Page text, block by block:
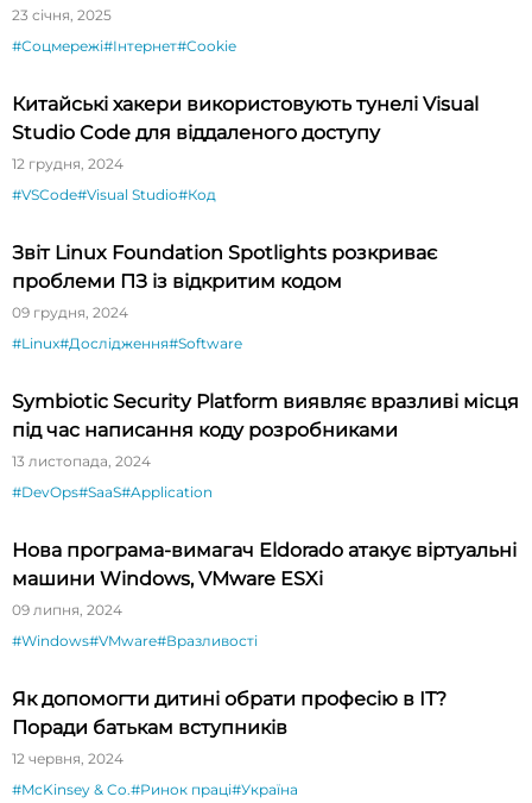
23 січня, 2025
#Соцмережі#Інтернет#Cookie
Китайські хакери використовують тунелі Visual
Studio Code для віддаленого доступу
12 грудня, 2024
#VSCode#Visual Studio#Код
Звіт Linux Foundation Spotlights розкриває
проблеми ПЗ із відкритим кодом
09 грудня, 2024
#Linux#Дослідження#Software
Symbiotic Security Platform виявляє вразливі місця
під час написання коду розробниками
13 листопада, 2024
#DevOps#SaaS#Application
Нова програма-вимагач Eldorado атакує віртуальні
машини Windows, VMware ESXi
09 липня, 2024
#Windows#VMware#Вразливості
Як допомогти дитині обрати професію в ІТ?
Поради батькам вступників
12 червня, 2024
#McKinsey & Co.#Ринок праці#Україна